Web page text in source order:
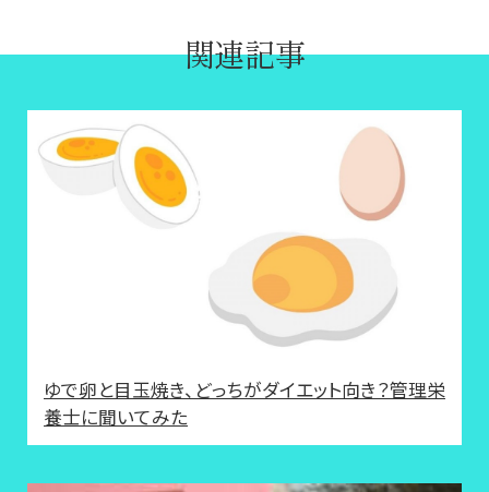
関連記事
ゆで卵と目玉焼き、どっちがダイエット向き？管理栄
養士に聞いてみた